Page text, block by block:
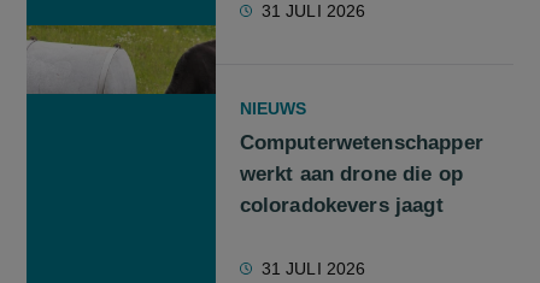
31 JULI 2026
NIEUWS
Computerwetenschapper
werkt aan drone die op
coloradokevers jaagt
31 JULI 2026